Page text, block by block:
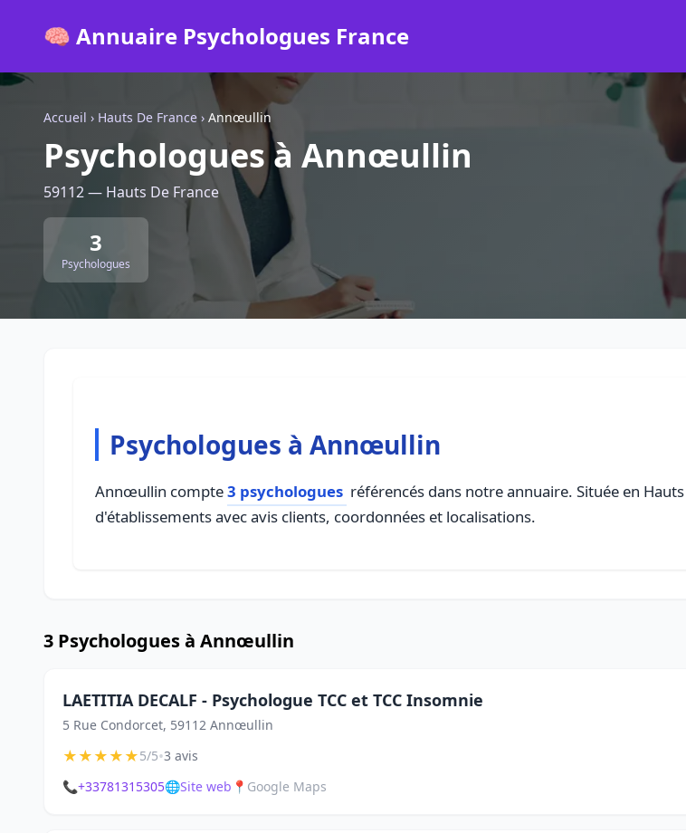
🧠 Annuaire Psychologues France
Accueil › Hauts De France › Annœullin
Psychologues à Annœullin
59112 — Hauts De France
3
Psychologues
Psychologues à Annœullin
Annœullin compte3 psychologues référencés dans notre annuaire. Située en
d'établissements avec avis clients, coordonnées et localisations.
3 Psychologues à Annœullin
LAETITIA DECALF - Psychologue TCC et TCC Insomnie
5 Rue Condorcet, 59112 Annœullin
★★★★★5/5•3 avis
📞+33781315305🌐Site web 📍 Google Maps